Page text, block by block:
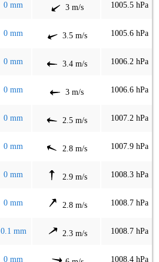
0 mm 3 m/s 1005.5 hPa
0 mm 3.5 m/s 1005.6 hPa
0 mm 3.4 m/s 1006.2 hPa
0 mm 3 m/s 1006.6 hPa
0 mm 2.5 m/s 1007.2 hPa
0 mm 2.8 m/s 1007.9 hPa
0 mm 2.9 m/s 1008.3 hPa
0 mm 2.8 m/s 1008.7 hPa
0.1 mm 2.3 m/s 1008.7 hPa
0 mm 1008.4 hPa